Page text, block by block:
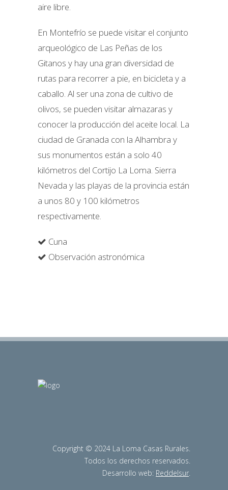
aire libre.
En Montefrío se puede visitar el conjunto
arqueológico de Las Peñas de los
Gitanos y hay una gran diversidad de
rutas para recorrer a pie, en bicicleta y a
caballo. Al ser una zona de cultivo de
olivos, se pueden visitar almazaras y
conocer la producción del aceite local. La
ciudad de Granada con la Alhambra y
sus monumentos están a solo 40
kilómetros del Cortijo La Loma. Sierra
Nevada y las playas de la provincia están
a unos 80 y 100 kilómetros
respectivamente.
Cuna
Observación astronómica
Copyright © 2024 La Loma Casas Rurales.
Todos los derechos reservados.
Desarrollo web: Reddelsur